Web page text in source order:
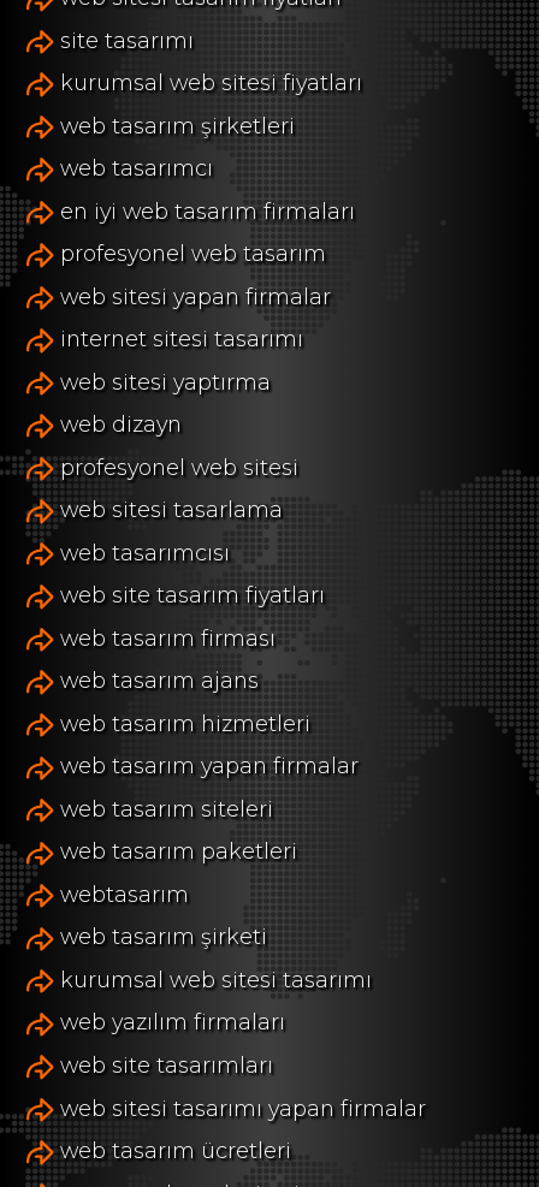
site tasarımı
kurumsal web sitesi fiyatları
web tasarım şirketleri
web tasarımcı
en iyi web tasarım firmaları
profesyonel web tasarım
web sitesi yapan firmalar
internet sitesi tasarımı
web sitesi yaptırma
web dizayn
profesyonel web sitesi
web sitesi tasarlama
web tasarımcısı
web site tasarım fiyatları
web tasarım firması
web tasarım ajans
web tasarım hizmetleri
web tasarım yapan firmalar
web tasarım siteleri
web tasarım paketleri
webtasarım
web tasarım şirketi
kurumsal web sitesi tasarımı
web yazılım firmaları
web site tasarımları
web sitesi tasarımı yapan firmalar
web tasarım ücretleri